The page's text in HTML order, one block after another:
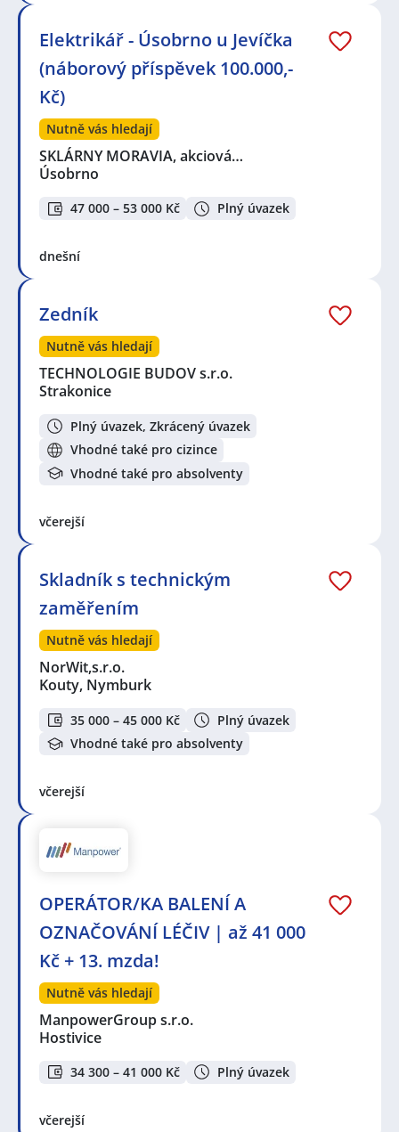
Elektrikář - Úsobrno u Jevíčka
(náborový příspěvek 100.000,-
Kč)
Nutně vás hledají
SKLÁRNY MORAVIA, akciová…
Úsobrno
47 000 – 53 000 Kč Plný úvazek
dnešní
Zedník
Nutně vás hledají
TECHNOLOGIE BUDOV s.r.o.
Strakonice
Plný úvazek, Zkrácený úvazek
Vhodné také pro cizince
Vhodné také pro absolventy
včerejší
Skladník s technickým
zaměřením
Nutně vás hledají
NorWit,s.r.o.
Kouty, Nymburk
35 000 – 45 000 Kč
Plný úvazek
Vhodné také pro absolventy
včerejší
OPERÁTOR/KA BALENÍ A
OZNAČOVÁNÍ LÉČIV | až 41 000
Kč + 13. mzda!
Nutně vás hledají
ManpowerGroup s.r.o.
Hostivice
34 300 – 41 000 Kč Plný úvazek
včerejší